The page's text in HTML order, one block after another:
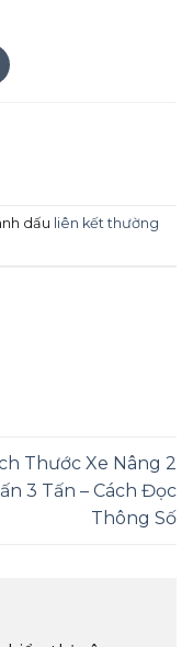
dấu liên kết thường
Thước Xe Nâng 2
3 Tấn – Cách Đọc
Thông Số